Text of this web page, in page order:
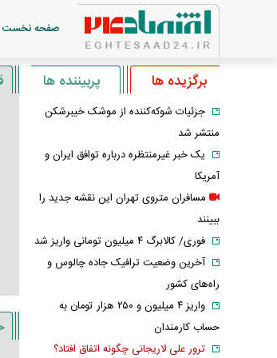
صفحه نخست
برگزیده ها پربیننده ها
جزئیات شوکه‌کننده از موشک خیبرشکن
منتشر شد
یک خبر غیرمنتظره درباره توافق ایران و
آمریکا
مسافران متروی تهران این نقشه جدید را
ببینند
فوری/ کالابرگ ۴ میلیون تومانی واریز شد
آخرین وضعیت ترافیک جاده چالوس و
راه‌های کشور
واریز ۴ میلیون و ۲۵۰ هزار تومان به
حساب کارمندان
ترور علی لاریجانی چگونه اتفاق افتاد؟